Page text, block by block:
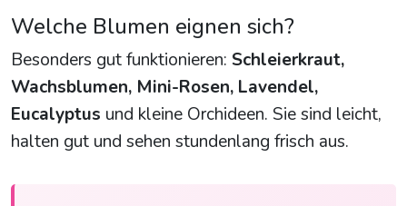
Welche Blumen eignen sich?
Besonders gut funktionieren: Schleierkraut,
Wachsblumen, Mini-Rosen, Lavendel,
Eucalyptus und kleine Orchideen. Sie sind leicht,
halten gut und sehen stundenlang frisch aus.